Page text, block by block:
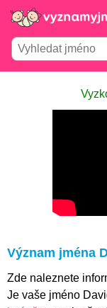
Význam jména
Zde naleznete
Je vaše jméno